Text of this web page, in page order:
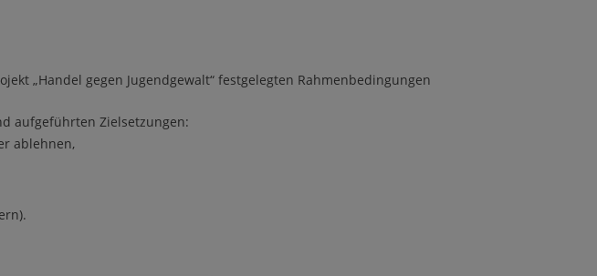
„Handel gegen Jugendgewalt“ festgelegten Rahmenbedingungen
aufgeführten Zielsetzungen:
ablehnen,